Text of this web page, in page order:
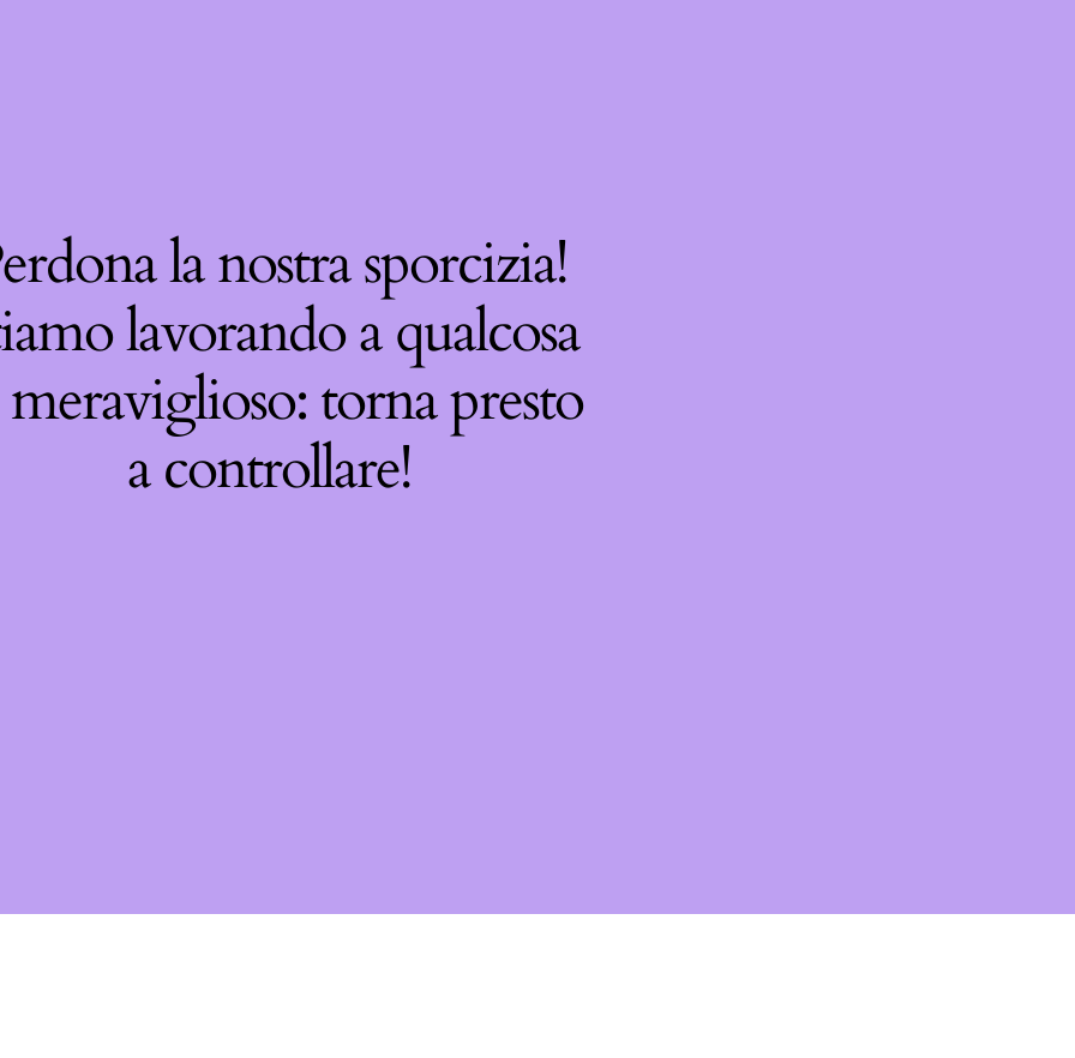
la nostra sporcizia!
lavorando a qualcosa
torna presto
a controllare!